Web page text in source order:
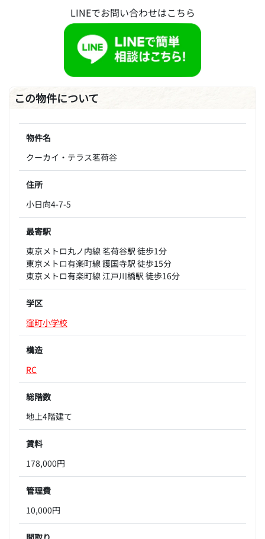
LINEでお問い合わせはこちら
この物件について
物件名
クーカイ・テラス茗荷谷
住所
小日向4-7-5
最寄駅
東京メトロ丸ノ内線 茗荷谷駅 徒歩1分
東京メトロ有楽町線 護国寺駅 徒歩15分
東京メトロ有楽町線 江戸川橋駅 徒歩16分
学区
窪町小学校
構造
RC
総階数
地上4階建て
賃料
178,000円
管理費
10,000円